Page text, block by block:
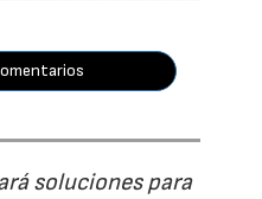
soluciones para